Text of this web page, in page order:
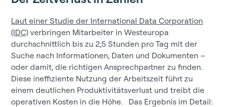
Laut einer Studie der International Data Corporation
(IDC) verbringen Mitarbeiter in Westeuropa
durchschnittlich bis zu 2,5 Stunden pro Tag mit der
Suche nach Informationen, Daten und Dokumenten –
oder damit, die richtigen Ansprechpartner zu finden.
Diese ineffiziente Nutzung der Arbeitszeit führt zu
einem deutlichen Produktivitätsverlust und treibt die
operativen Kosten in die Höhe. Das Ergebnis im Detail: